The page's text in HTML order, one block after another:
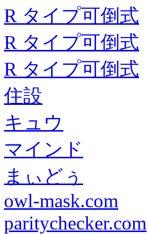
R タイプ可倒式
R タイプ可倒式
R タイプ可倒式
住設
キュウ
マインド
まぃどぅ
owl-mask.com
paritychecker.com